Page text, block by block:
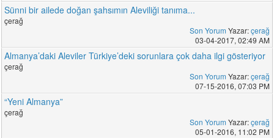
Sünni bir ailede doğan şahsımın Aleviliği tanıma...
çerağ
Son Yorum Yazar:çerağ
03-04-2017, 02:49 AM
Almanya’daki Aleviler Türkiye’deki sorunlara çok daha ilgi gösteriyor
çerağ
Son Yorum Yazar:çerağ
07-15-2016, 07:03 PM
“Yeni Almanya”
çerağ
Son Yorum Yazar:çerağ
05-01-2016, 11:02 PM